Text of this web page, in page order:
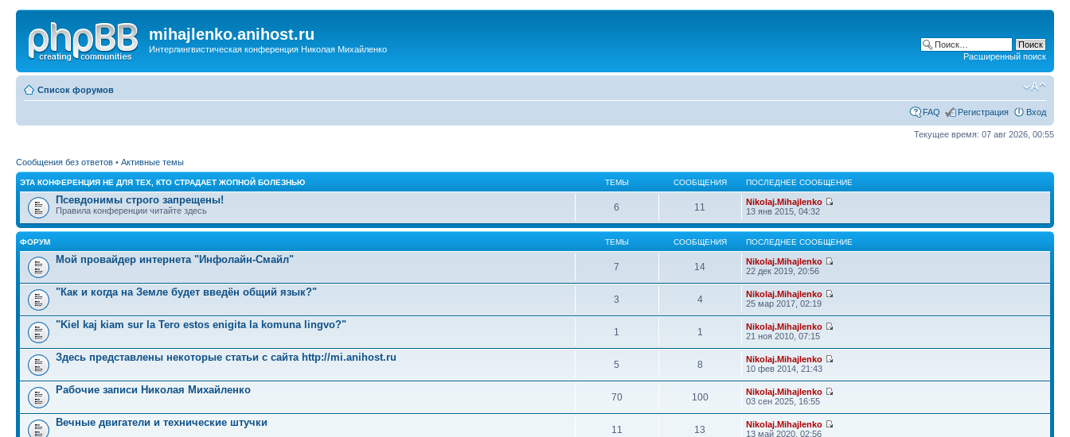
mihajlenko.anihost.ru
Интерлингвистическая конференция Николая Михайленко
Расширенный поиск
Список форумов
FAQ Регистрация Вход
Текущее время: 07 авг 2026, 00:55
Сообщения без ответов • Активные темы
ЭТА КОНФЕРЕНЦИЯ НЕ ДЛЯ ТЕХ, КТО СТРАДАЕТ ЖОПНОЙ БОЛЕЗНЬЮ ТЕМЫ СООБЩЕНИЯ ПОСЛЕДНЕЕ СООБЩЕНИЕ
Псевдонимы строго запрещены!
Правила конференции читайте здесь 6 11
Nikolaj.Mihajlenko
13 янв 2015, 04:32
ФОРУМ ТЕМЫ СООБЩЕНИЯ ПОСЛЕДНЕЕ СООБЩЕНИЕ
Мой провайдер интернета "Инфолайн-Смайл"
7 14
Nikolaj.Mihajlenko
22 дек 2019, 20:56
"Как и когда на Земле будет введён общий язык?"
3 4
Nikolaj.Mihajlenko
25 мар 2017, 02:19
"Kiel kaj kiam sur la Tero estos enigita la komuna lingvo?"
1 1
Nikolaj.Mihajlenko
21 ноя 2010, 07:15
Здесь представлены некоторые статьи с сайта http://mi.anihost.ru
5 8
Nikolaj.Mihajlenko
10 фев 2014, 21:43
Рабочие записи Николая Михайленко
70 100
Nikolaj.Mihajlenko
03 сен 2025, 16:55
Вечные двигатели и технические штучки
11 13
Nikolaj.Mihajlenko
13 май 2020, 02:56